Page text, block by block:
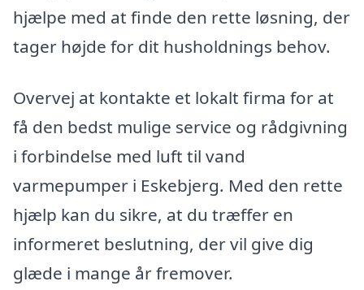
hjælpe med at finde den rette løsning, der
tager højde for dit husholdnings behov.
Overvej at kontakte et lokalt firma for at
få den bedst mulige service og rådgivning
i forbindelse med luft til vand
varmepumper i Eskebjerg. Med den rette
hjælp kan du sikre, at du træffer en
informeret beslutning, der vil give dig
glæde i mange år fremover.